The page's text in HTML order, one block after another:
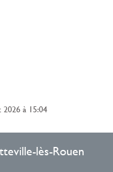
à 15:04
lès-Rouen